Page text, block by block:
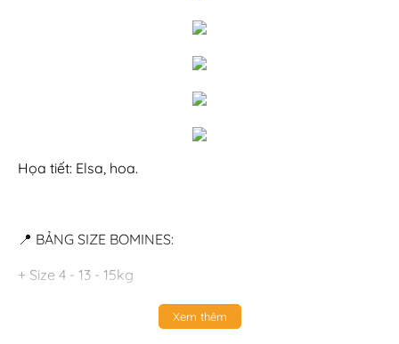
Họa tiết: Elsa, hoa.
📍 BẢNG SIZE BOMINES:
+ Size 4 - 13 - 15kg
Xem thêm